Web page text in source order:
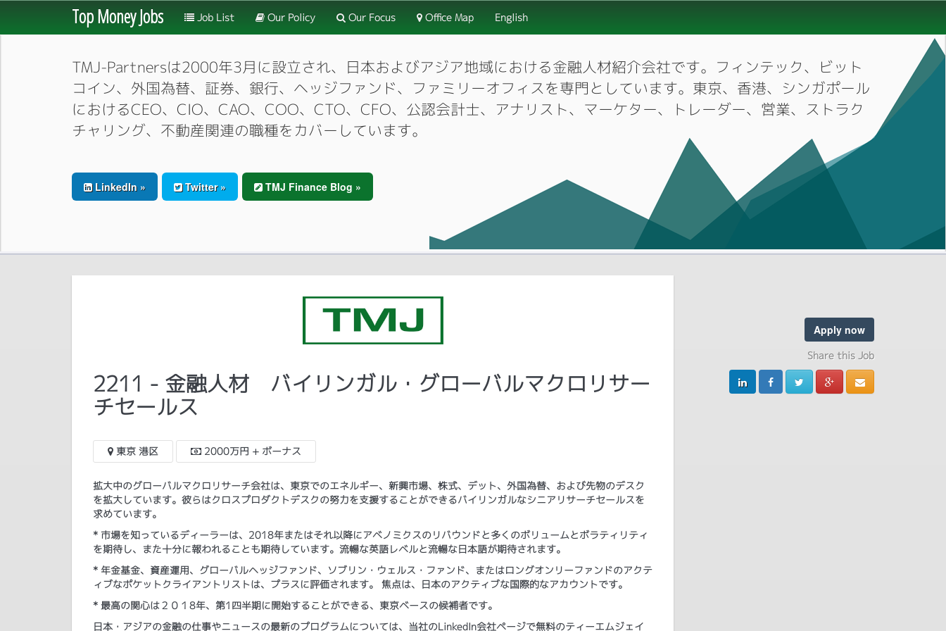
Top Money Jobs Job List Our Policy Our Focus Office Map English
TMJ-Partnersは2000年3月に設立され、日本およびアジア地域における金融人材紹介会社です。フィンテック、ビット
コイン、外国為替、証券、銀行、ヘッジファンド、ファミリーオフィスを専門としています。東京、香港、シンガポール
におけるCEO、CIO、CAO、COO、CTO、CFO、公認会計士、アナリスト、マーケター、トレーダー、営業、ストラク
チャリング、不動産関連の職種をカバーしています。
LinkedIn » Twitter » TMJ Finance Blog »
2211 - 金融人材 バイリンガル・グローバルマクロリサー
チセールス
東京 港区 2000万円 + ボーナス
拡大中のグローバルマクロリサーチ会社は、東京でのエネルギー、新興市場、株式、デット、外国為替、および先物のデスク
を拡大しています。彼らはクロスプロダクトデスクの努力を支援することができるバイリンガルなシニアリサーチセールスを
求めています。
* 市場を知っているディーラーは、2018年またはそれ以降にアベノミクスのリバウンドと多くのボリュームとボラティリティ
を期待し、また十分に報われることも期待しています。流暢な英語レベルと流暢な日本語が期待されます。
* 年金基金、資産運用、グローバルヘッジファンド、ソブリン・ウェルス・ファンド、またはロングオンリーファンドのアクテ
ィブなポケットクライアントリストは、プラスに評価されます。 焦点は、日本のアクティブな国際的なアカウントです。
* 最高の関心は２０１8年、第1四半期に開始することができる、東京ベースの候補者です。
日本・アジアの金融の仕事やニュースの最新のプログラムについては、当社のLinkedIn会社ページで無料のティーエムジェイ
Apply now
Share this Job